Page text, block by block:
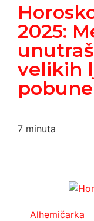
2025:
velikih
pobune
7 minuta
Alhemičarka